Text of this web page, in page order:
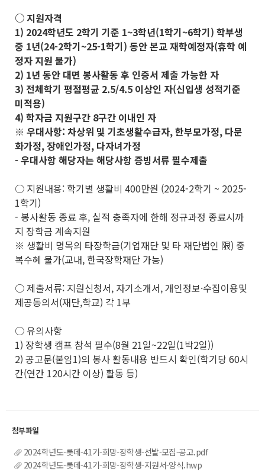
○ 지원자격
1) 2024학년도 2학기 기준 1~3학년(1학기~6학기) 학부생
중 1년(24-2학기~25-1학기) 동안 본교 재학예정자(휴학 예
정자 지원 불가)
2) 1년 동안 대면 봉사활동 후 인증서 제출 가능한 자
3) 전체학기 평점평균 2.5/4.5 이상인 자(신입생 성적기준
미적용)
4) 학자금 지원구간 8구간 이내인 자
※ 우대사항: 차상위 및 기초생활수급자, 한부모가정, 다문
화가정, 장애인가정, 다자녀가정
- 우대사항 해당자는 해당사항 증빙서류 필수제출
○ 지원내용: 학기별 생활비 400만원 (2024-2학기 ~ 2025-
1학기)
- 봉사활동 종료 후, 실적 충족자에 한해 정규과정 종료시까
지 장학금 계속지원
※ 생활비 명목의 타장학금(기업재단 및 타 재단법인 限) 중
복수혜 불가(교내, 한국장학재단 가능)
○ 제출서류: 지원신청서, 자기소개서, 개인정보·수집이용및
제공동의서(재단,학교) 각 1부
○ 유의사항
1) 장학생 캠프 참석 필수(8월 21일~22일(1박2일))
2) 공고문(붙임1)의 봉사 활동내용 반드시 확인(학기당 60시
간(연간 120시간 이상) 활동 등)
2024학년도-롯데-41기-희망-장학생-선발-모집-공고.pdf
2024학년도-롯데-41기-희망-장학생-지원서-양식.hwp